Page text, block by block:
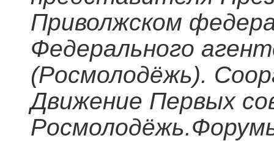
Приволжском
Федерального
(Росмолодёжь).
Движение Первых